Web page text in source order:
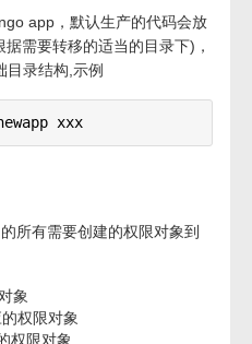
app，默认生产的代码会放
需要转移的适当的目录下)，
目录结构,示例
xxx
所有需要创建的权限对象到
象
权限对象
权限对象